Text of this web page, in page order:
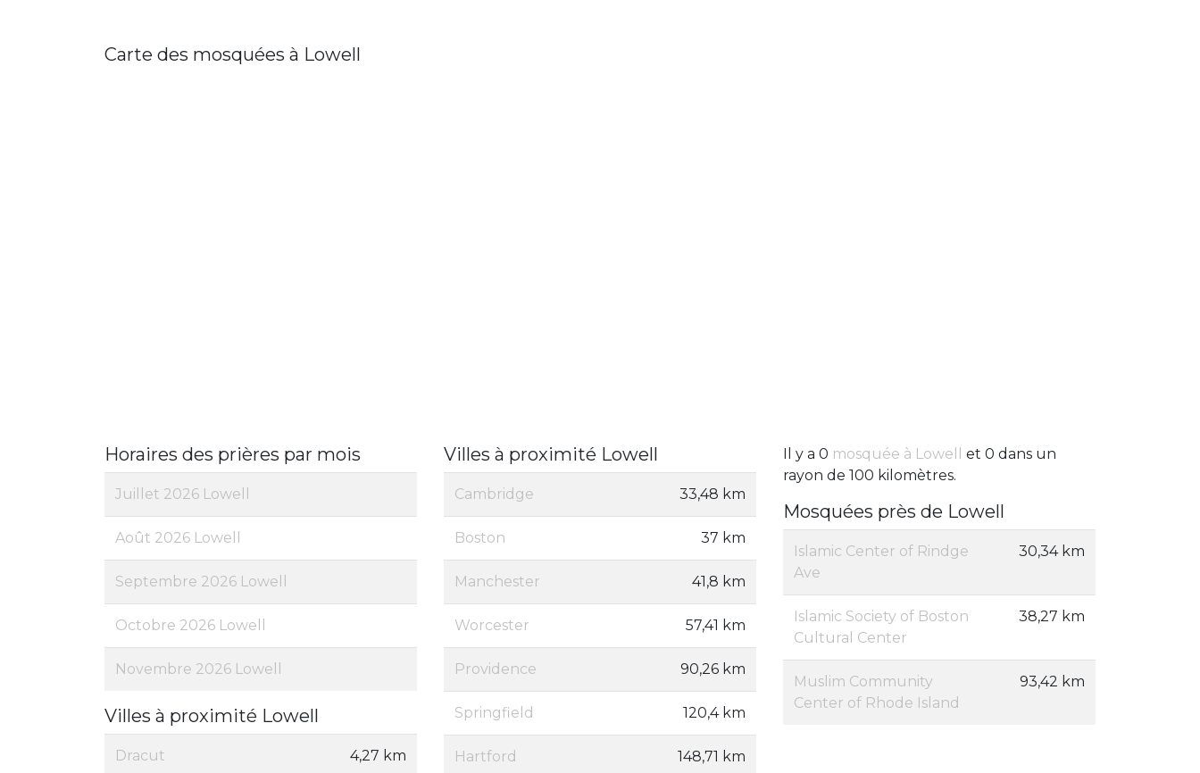
Carte des mosquées à Lowell
Horaires des prières par mois
Juillet 2026 Lowell
Août 2026 Lowell
Septembre 2026 Lowell
Octobre 2026 Lowell
Novembre 2026 Lowell
Villes à proximité Lowell
Dracut 4,27 km
Villes à proximité Lowell
Cambridge 33,48 km
Boston 37 km
Manchester 41,8 km
Worcester 57,41 km
Providence 90,26 km
Springfield 120,4 km
Hartford 148,71 km
Il y a 0 mosquée à Lowell
et 0 dans un
rayon de 100 kilomètres.
Mosquées près de Lowell
Islamic Center of Rindge
Ave
30,34 km
Islamic Society of Boston
Cultural Center
38,27 km
Muslim Community
Center of Rhode Island
93,42 km